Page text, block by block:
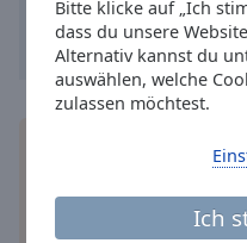
Bitte klicke auf „Ich
dass du unsere
Alternativ kannst du
auswählen, welche
zulassen möchtest.
Ich
Background
Installieren Sie
Smartphone die
Sie Ihr